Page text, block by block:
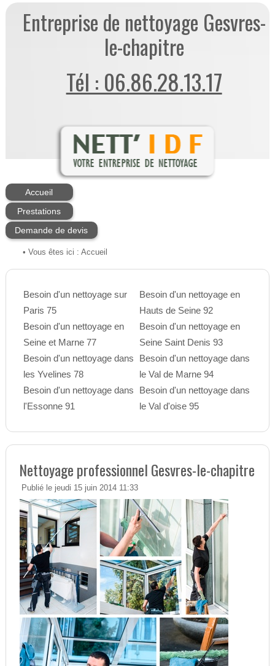
Entreprise de nettoyage Gesvres-
le-chapitre
Tél : 06.86.28.13.17
Accueil
Prestations
Demande de devis
• Vous êtes ici : Accueil
Besoin d'un nettoyage sur
Paris 75
Besoin d'un nettoyage en
Seine et Marne 77
Besoin d'un nettoyage dans
les Yvelines 78
Besoin d'un nettoyage dans
l'Essonne 91
Besoin d'un nettoyage en
Hauts de Seine 92
Besoin d'un nettoyage en
Seine Saint Denis 93
Besoin d'un nettoyage dans
le Val de Marne 94
Besoin d'un nettoyage dans
le Val d'oise 95
Nettoyage professionnel Gesvres-le-chapitre
Publié le jeudi 15 juin 2014 11:33